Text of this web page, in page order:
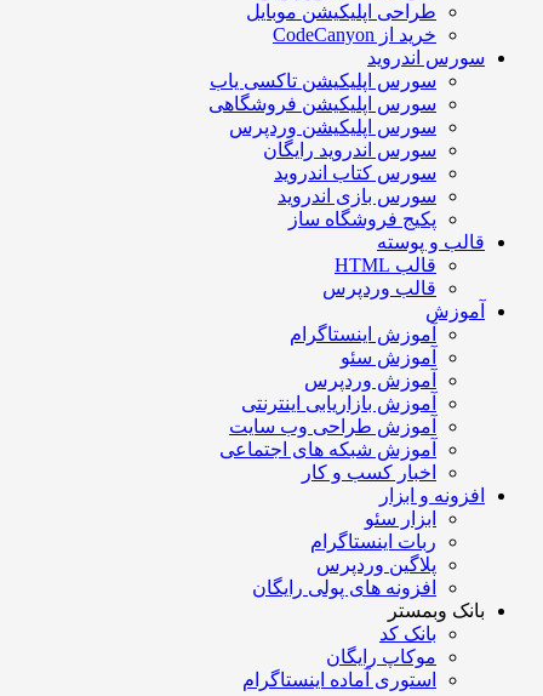
طراحی اپلیکیشن موبایل
خرید از CodeCanyon
سورس اندروید
سورس اپلیکیشن تاکسی یاب
سورس اپلیکیشن فروشگاهی
سورس اپلیکیشن وردپرس
سورس اندروید رایگان
سورس کتاب اندروید
سورس بازی اندروید
پکیج فروشگاه ساز
قالب و پوسته
قالب HTML
قالب وردپرس
آموزش
آموزش اینستاگرام
آموزش سئو
آموزش وردپرس
آموزش بازاریابی اینترنتی
آموزش طراحی وب سایت
آموزش شبکه های اجتماعی
اخبار کسب و کار
افزونه و ابزار
ابزار سئو
ربات اینستاگرام
پلاگین وردپرس
افزونه های پولی رایگان
بانک وبمستر
بانک کد
موکاپ رایگان
استوری آماده اینستاگرام